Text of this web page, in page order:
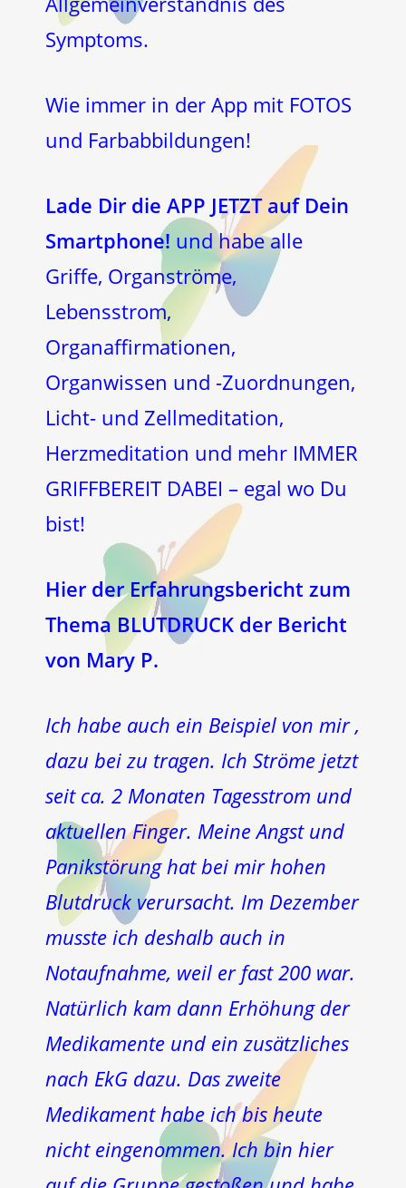
Symptoms.
Wie immer in der App mit FOTOS
und Farbabbildungen!
Lade Dir die APP JETZT auf Dein
Smartphone! und habe alle
Griffe, Organströme,
Lebensstrom,
Organaffirmationen,
Organwissen und -Zuordnungen,
Licht- und Zellmeditation,
Herzmeditation und mehr IMMER
GRIFFBEREIT DABEI – egal wo Du
bist!
Hier der Erfahrungsbericht zum
Thema BLUTDRUCK der Bericht
von Mary P.
Ich habe auch ein Beispiel von mir ,
dazu bei zu tragen. Ich Ströme jetzt
seit ca. 2 Monaten Tagesstrom und
aktuellen Finger. Meine Angst und
Panikstörung hat bei mir hohen
Blutdruck verursacht. Im Dezember
musste ich deshalb auch in
Notaufnahme, weil er fast 200 war.
Natürlich kam dann Erhöhung der
Medikamente und ein zusätzliches
nach EkG dazu. Das zweite
Medikament habe ich bis heute
nicht eingenommen. Ich bin hier